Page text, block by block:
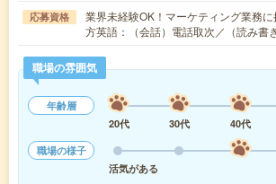
応募資格
業界未経験OK！マーケティング業務
方英語：（会話）電話取次／（読み書
職場の雰囲気
年齢層
20代
30代 40代
職場の様子
活気がある